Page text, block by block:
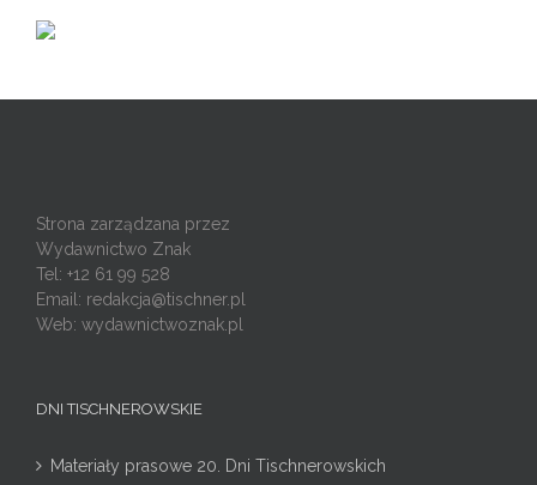
Strona zarządzana przez
Wydawnictwo Znak
Tel: +12 61 99 528
Email: redakcja@tischner.pl
Web: wydawnictwoznak.pl
DNI TISCHNEROWSKIE
Materiały prasowe 20. Dni Tischnerowskich